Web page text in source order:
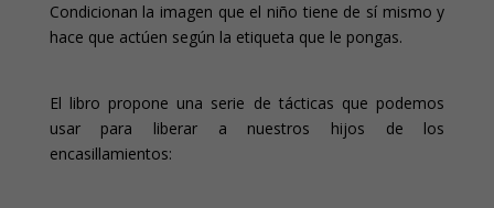
Condicionan la imagen que el niño tiene de sí mismo y
hace que actúen según la etiqueta que le pongas.
El libro propone una serie de tácticas que podemos
usar para liberar a nuestros hijos de los
encasillamientos: